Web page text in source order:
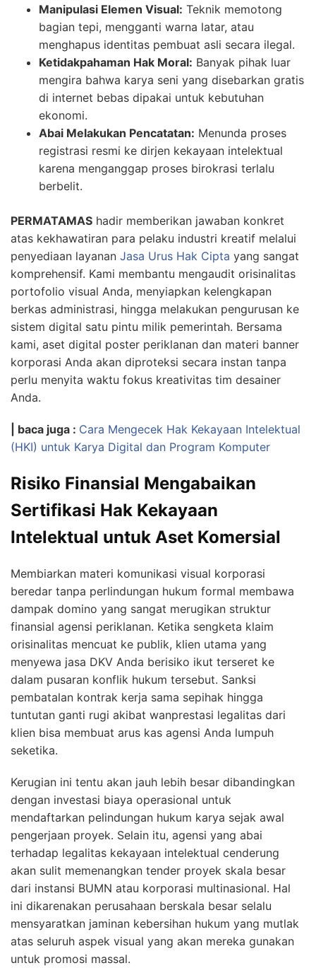
Manipulasi Elemen Visual: Teknik memotong
bagian tepi, mengganti warna latar, atau
menghapus identitas pembuat asli secara ilegal.
Ketidakpahaman Hak Moral: Banyak pihak luar
mengira bahwa karya seni yang disebarkan gratis
di internet bebas dipakai untuk kebutuhan
ekonomi.
Abai Melakukan Pencatatan: Menunda proses
registrasi resmi ke dirjen kekayaan intelektual
karena menganggap proses birokrasi terlalu
berbelit.
PERMATAMAS hadir memberikan jawaban konkret
atas kekhawatiran para pelaku industri kreatif melalui
penyediaan layanan Jasa Urus Hak Cipta yang sangat
komprehensif. Kami membantu mengaudit orisinalitas
portofolio visual Anda, menyiapkan kelengkapan
berkas administrasi, hingga melakukan pengurusan ke
sistem digital satu pintu milik pemerintah. Bersama
kami, aset digital poster periklanan dan materi banner
korporasi Anda akan diproteksi secara instan tanpa
perlu menyita waktu fokus kreativitas tim desainer
Anda.
| baca juga : Cara Mengecek Hak Kekayaan Intelektual
(HKI) untuk Karya Digital dan Program Komputer
Risiko Finansial Mengabaikan
Sertifikasi Hak Kekayaan
Intelektual untuk Aset Komersial
Membiarkan materi komunikasi visual korporasi
beredar tanpa perlindungan hukum formal membawa
dampak domino yang sangat merugikan struktur
finansial agensi periklanan. Ketika sengketa klaim
orisinalitas mencuat ke publik, klien utama yang
menyewa jasa DKV Anda berisiko ikut terseret ke
dalam pusaran konflik hukum tersebut. Sanksi
pembatalan kontrak kerja sama sepihak hingga
tuntutan ganti rugi akibat wanprestasi legalitas dari
klien bisa membuat arus kas agensi Anda lumpuh
seketika.
Kerugian ini tentu akan jauh lebih besar dibandingkan
dengan investasi biaya operasional untuk
mendaftarkan pelindungan hukum karya sejak awal
pengerjaan proyek. Selain itu, agensi yang abai
terhadap legalitas kekayaan intelektual cenderung
akan sulit memenangkan tender proyek skala besar
dari instansi BUMN atau korporasi multinasional. Hal
ini dikarenakan perusahaan berskala besar selalu
mensyaratkan jaminan kebersihan hukum yang mutlak
atas seluruh aspek visual yang akan mereka gunakan
untuk promosi massal.